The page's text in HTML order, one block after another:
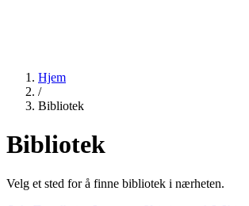
Hjem
/
Bibliotek
Bibliotek
Velg et sted for å finne bibliotek i nærheten.